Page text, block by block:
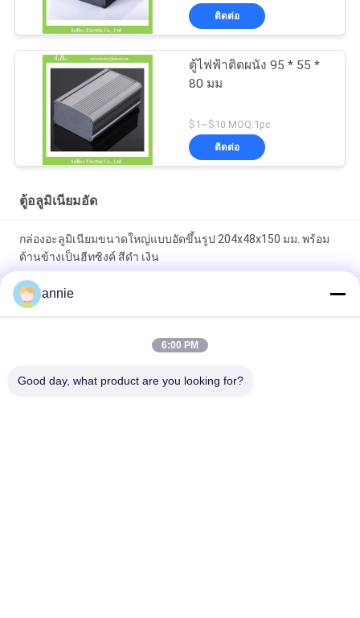
ติดต่อ
ตู้ไฟฟ้าติดผนัง 95 * 55 *
80 มม
$1~$10 MOQ:1pc
ติดต่อ
ตู้อลูมิเนียมอัด
กล่องอะลูมิเนียมขนาดใหญ่แบบอัดขึ้นรูป 204x48x150 มม. พร้อม
ด้านข้างเป็นฮีทซิงค์ สีดำ เงิน
160 * 46 * 150 มิลลิเมตร Anodized สีดําอะลูมิเนียมกระเป๋าเย็นกับ
Flange Wall Mount
อุปกรณ์ที่กําหนดเองที่เก็บพลังงาน อลูมิเนียม Enclosure พลังงาน
annie
6:00 PM
Good day, what product are you looking for?